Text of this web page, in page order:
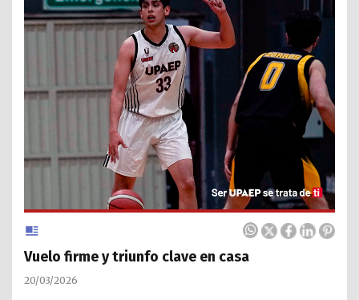
Vuelo firme y triunfo clave en casa
20/03/2026